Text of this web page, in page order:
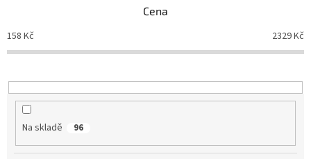
p
r
o
u
Cena
158 Kč 2329Kč
Na skladě 96